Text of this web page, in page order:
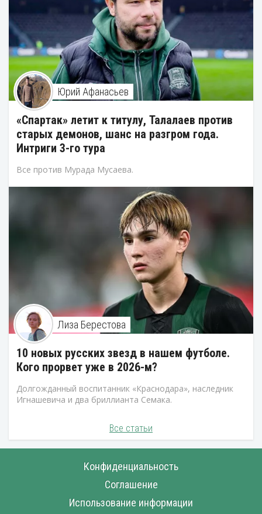
Юрий Афанасьев
«Спартак» летит к титулу, Талалаев против
старых демонов, шанс на разгром года.
Интриги 3-го тура
Все против Мурада Мусаева.
Лиза Берестова
10 новых русских звезд в нашем футболе.
Кого прорвет уже в 2026-м?
Долгожданный воспитанник «Краснодара», наследник
Игнашевича и два бриллианта Семака.
Все статьи
Конфиденциальность
Соглашение
Использование информации